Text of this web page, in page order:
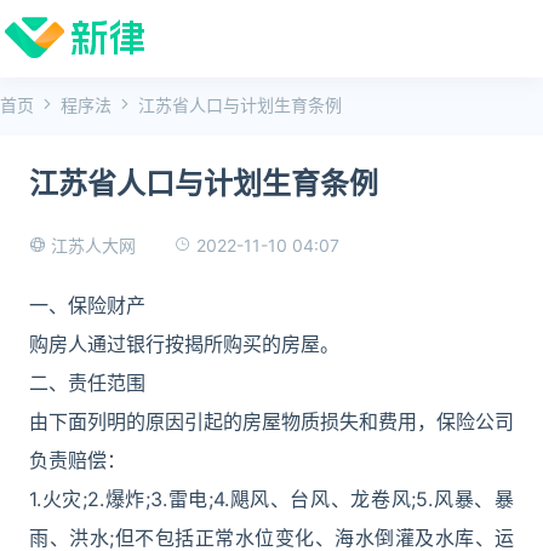
首页 程序法 江苏省人口与计划生育条例
江苏省人口与计划生育条例
江苏人大网 2022-11-10 04:07
一、保险财产
购房人通过银行按揭所购买的房屋。
二、责任范围
由下面列明的原因引起的房屋物质损失和费用，保险公司
负责赔偿：
1.火灾;2.爆炸;3.雷电;4.飓风、台风、龙卷风;5.风暴、暴
雨、洪水;但不包括正常水位变化、海水倒灌及水库、运